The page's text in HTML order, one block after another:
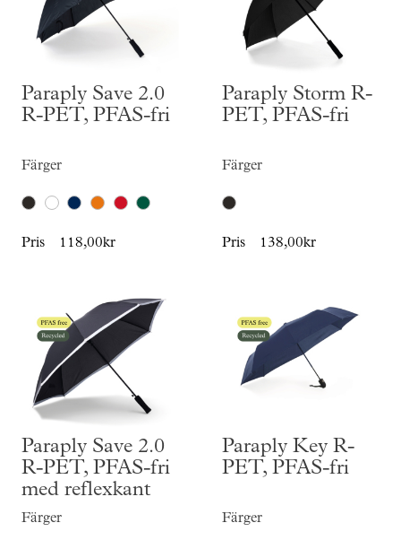
Paraply Save 2.0
R-PET, PFAS-fri
Färger
Pris 118,00kr
Paraply Storm R-
PET, PFAS-fri
Färger
Pris 138,00kr
Paraply Save 2.0
R-PET, PFAS-fri
med reflexkant
Färger
Paraply Key R-
PET, PFAS-fri
Färger